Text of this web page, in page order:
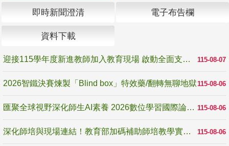
即時新聞澄清 電子布告欄
資料下載
115-08-07
迎接115學年度新進教師加入教育現場 啟動全面支持陪伴
115-08-06
2026智鐵決賽煉製「Blind box」特效藥/翻轉無聊地獄
115-08-06
匯聚全球視野深化師生AI素養 2026數位學習國際論壇高雄登場
115-08-06
深化師培與現場連結！教育部加碼補助師培教學實踐研究 10月師培國際研討會交流教學實踐經驗